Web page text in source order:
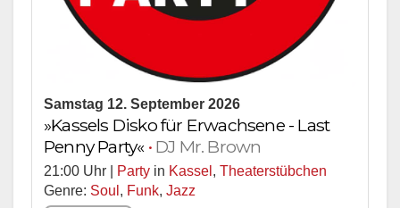
Samstag 12. September 2026
»Kassels Disko für Erwachsene - Last
Penny Party« • DJ Mr. Brown
21:00 Uhr | Party in Kassel , Theaterstübchen
Genre: Soul , Funk, Jazz